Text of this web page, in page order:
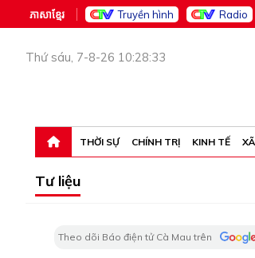
ភាសាខ្មែរ Truyền hình Radio
Thứ sáu, 7-8-26 10:28:33
THỜI SỰ CHÍNH TRỊ KINH TẾ
Tư liệu
Theo dõi Báo điện tử Cà Mau trên